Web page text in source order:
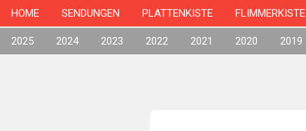
HOME SENDUNGEN PLATTENKISTE FLIMMERKISTE
2025 2024 2023 2022 2021 2020 2019